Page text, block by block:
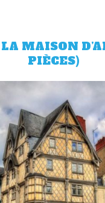
LA MAISON
PIÈCES)